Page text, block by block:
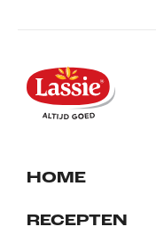
HOME
RECEPTEN